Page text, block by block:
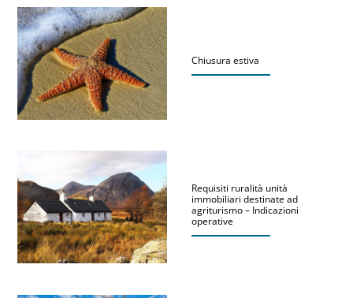
Chiusura estiva
Requisiti ruralità unità
immobiliari destinate ad
agriturismo – Indicazioni
operative